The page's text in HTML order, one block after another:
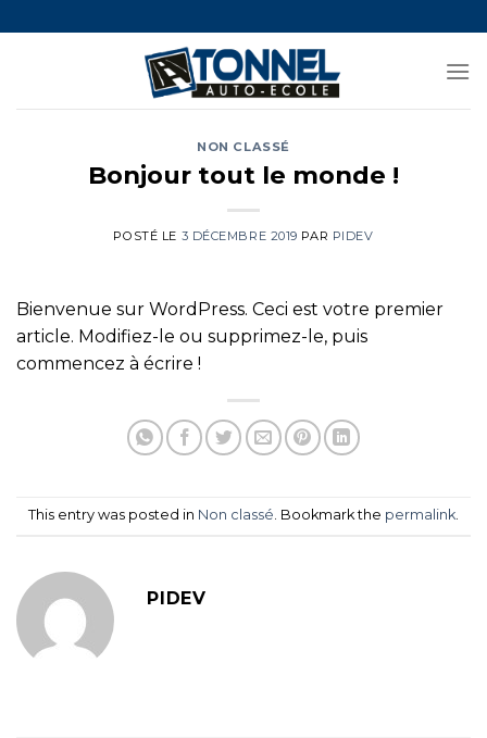
to
NON CLASSÉ
Bonjour tout le monde !
POSTÉ LE 3 DÉCEMBRE 2019 PAR PIDEV
Bienvenue sur WordPress. Ceci est votre premier
article. Modifiez-le ou supprimez-le, puis
commencez à écrire !
This entry was posted in Non classé . Bookmark the permalink
PIDEV